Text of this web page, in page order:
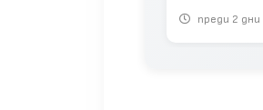
от автобус
преди 2 дни